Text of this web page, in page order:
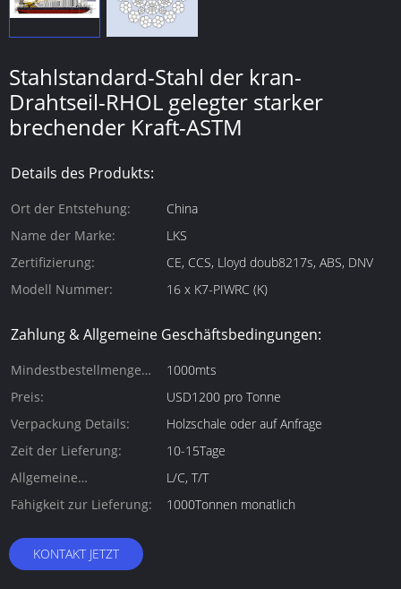
Stahlstandard-Stahl der kran-
Drahtseil-RHOL gelegter starker
brechender Kraft-ASTM
Details des Produkts:
Ort der Entstehung:
China
Name der Marke:
LKS
Zertifizierung:
CE, CCS, Lloyd doub8217s, ABS, DNV
Modell Nummer:
16 x K7-PIWRC (K)
Zahlung & Allgemeine Geschäftsbedingungen:
Mindestbestellmenge
(Mindestbestellmenge):
1000mts
Preis:
USD1200 pro Tonne
Verpackung Details:
Holzschale oder auf Anfrage
Zeit der Lieferung:
10-15Tage
Allgemeine
Zahlungsbedingungen:
L/C, T/T
Fähigkeit zur Lieferung:
1000Tonnen monatlich
KONTAKT JETZT